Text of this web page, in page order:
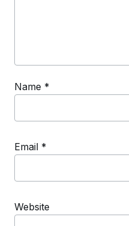
Name *
Email *
Website